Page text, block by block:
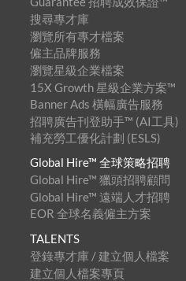
搜尋專才庫
瀏覽所有專才檔案
僱主品牌服務
瀏覽星級企業檔案
15X Growth 星級企業方案™
Banner Ads 橫幅廣告服務
招聘廣告刊登助手™ (AI工具)
補充勞工優化計劃 (ESLS)
Global Hire™ 全球策略招聘
Global Hire™ 獵頭招聘顧問
Global Hire™ 遠端人才招聘
EOR 全球名義僱主方案
TALENTS
登錄專才庫 / 建立個人檔案
建立個人檔案專頁